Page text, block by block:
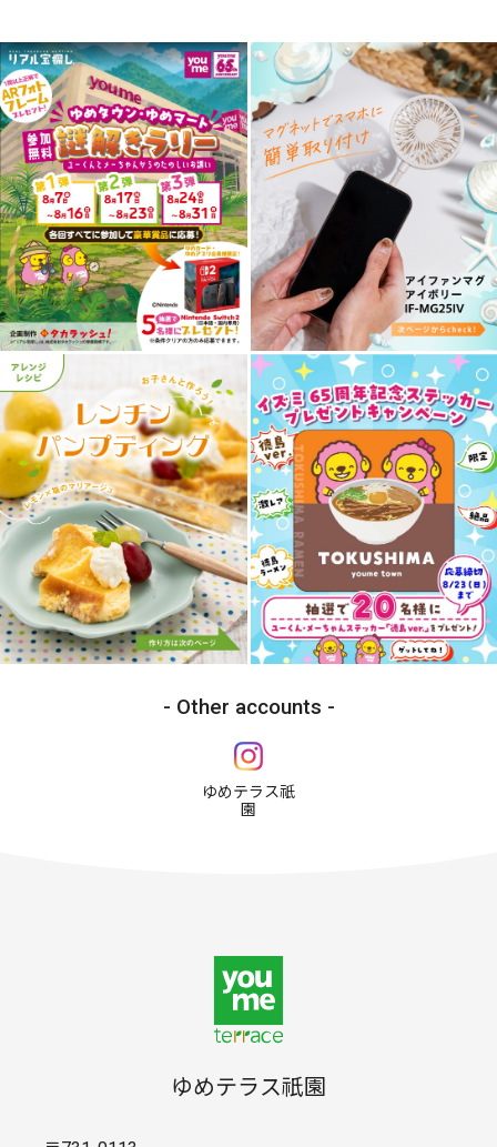
Other accounts
ゆめテラス祇
園
ゆめテラス祇園